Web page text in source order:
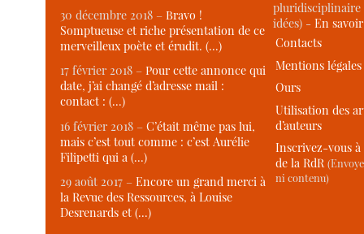
30 décembre 2018 –Bravo !
Somptueuse et riche présentation de ce
merveilleux poète et érudit. (…)
17 février 2018 –Pour cette annonce qui
date, j’ai changé d’adresse mail :
contact : (…)
16 février 2018 –C’était même pas lui,
mais c’est tout comme : c’est Aurélie
Filipetti qui a (…)
29 août 2017 –Encore un grand merci à
la Revue des Ressources, à Louise
Desrenards et (…)
idées) -En
Contacts
Mentions légales
Ours
Utilisation des
d’auteurs
Inscrivez-vous
de la RdR
ni contenu)